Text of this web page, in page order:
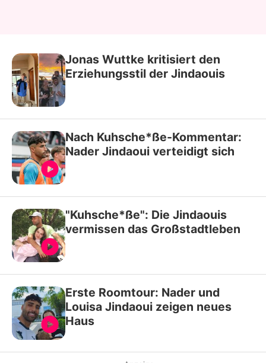
Jonas Wuttke kritisiert den
Erziehungsstil der Jindaouis
Nach Kuhsche*ße-Kommentar:
Nader Jindaoui verteidigt sich
"Kuhsche*ße": Die Jindaouis
vermissen das Großstadtleben
Erste Roomtour: Nader und
Louisa Jindaoui zeigen neues
Haus